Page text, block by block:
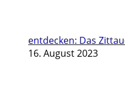
entdecken: Das
16. August 2023